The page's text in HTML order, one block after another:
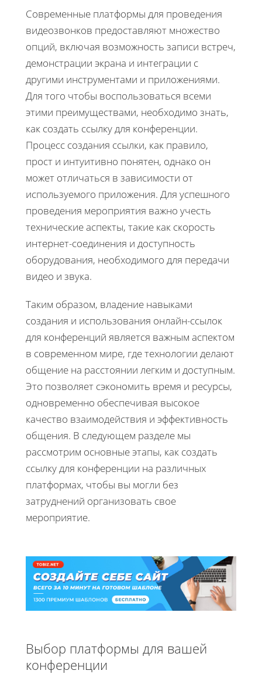
Современные платформы для проведения
видеозвонков предоставляют множество
опций, включая возможность записи встреч,
демонстрации экрана и интеграции с
другими инструментами и приложениями.
Для того чтобы воспользоваться всеми
этими преимуществами, необходимо знать,
как создать ссылку для конференции.
Процесс создания ссылки, как правило,
прост и интуитивно понятен, однако он
может отличаться в зависимости от
используемого приложения. Для успешного
проведения мероприятия важно учесть
технические аспекты, такие как скорость
интернет-соединения и доступность
оборудования, необходимого для передачи
видео и звука.
Таким образом, владение навыками
создания и использования онлайн-ссылок
для конференций является важным аспектом
в современном мире, где технологии делают
общение на расстоянии легким и доступным.
Это позволяет сэкономить время и ресурсы,
одновременно обеспечивая высокое
качество взаимодействия и эффективность
общения. В следующем разделе мы
рассмотрим основные этапы, как создать
ссылку для конференции на различных
платформах, чтобы вы могли без
затруднений организовать свое
мероприятие.
Выбор платформы для вашей
конференции